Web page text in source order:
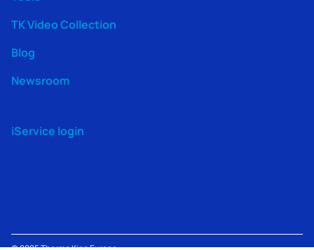
TK Video Collection
Blog
Newsroom
iService login